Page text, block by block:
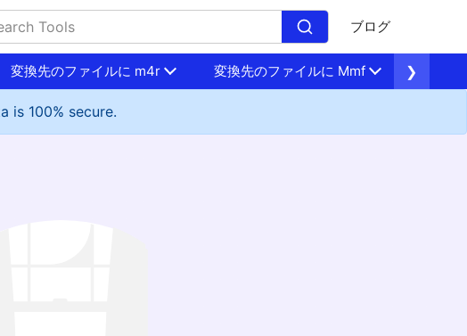
ブログ
変換先のファイルに m4r 変換先のファイルに Mmf ❯
is 100% secure.